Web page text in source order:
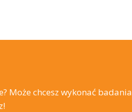
Może chcesz wykonać badania